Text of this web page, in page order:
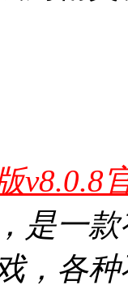
v8.0.8
是一
，各